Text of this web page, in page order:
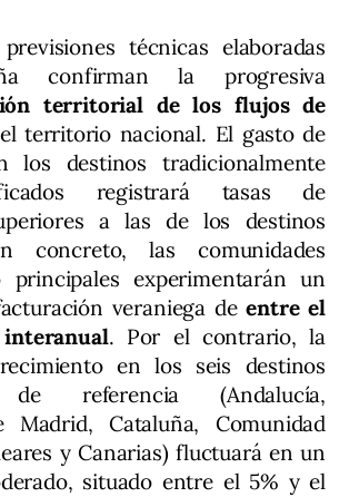
técnicas elaboradas
confirman la progresiva
territorial de los flujos de
territorio nacional. El gasto de
los destinos tradicionalmente
registrará tasas de
a las de los destinos
concreto, las comunidades
principales experimentarán un
veraniega deentre el
. Por el contrario, la
en los seis destinos
de referencia (Andalucía,
Madrid, Cataluña, Comunidad
y Canarias) fluctuará en un
situado entre el 5% y el